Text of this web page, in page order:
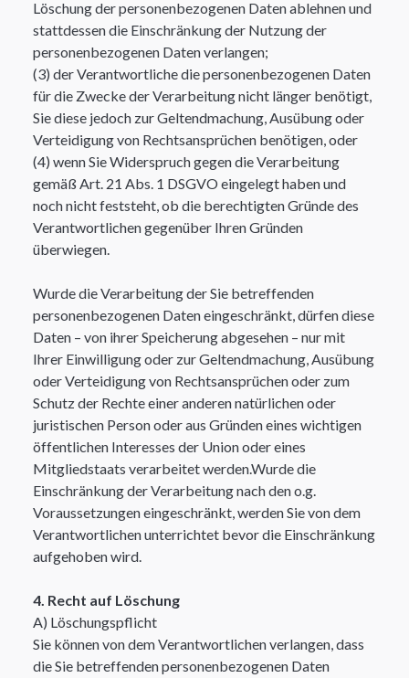
Löschung der personenbezogenen Daten ablehnen und
stattdessen die Einschränkung der Nutzung der
personenbezogenen Daten verlangen;
(3) der Verantwortliche die personenbezogenen Daten
für die Zwecke der Verarbeitung nicht länger benötigt,
Sie diese jedoch zur Geltendmachung, Ausübung oder
Verteidigung von Rechtsansprüchen benötigen, oder
(4) wenn Sie Widerspruch gegen die Verarbeitung
gemäß Art. 21 Abs. 1 DSGVO eingelegt haben und
noch nicht feststeht, ob die berechtigten Gründe des
Verantwortlichen gegenüber Ihren Gründen
überwiegen.
Wurde die Verarbeitung der Sie betreffenden
personenbezogenen Daten eingeschränkt, dürfen diese
Daten – von ihrer Speicherung abgesehen – nur mit
Ihrer Einwilligung oder zur Geltendmachung, Ausübung
oder Verteidigung von Rechtsansprüchen oder zum
Schutz der Rechte einer anderen natürlichen oder
juristischen Person oder aus Gründen eines wichtigen
öffentlichen Interesses der Union oder eines
Mitgliedstaats verarbeitet werden.Wurde die
Einschränkung der Verarbeitung nach den o.g.
Voraussetzungen eingeschränkt, werden Sie von dem
Verantwortlichen unterrichtet bevor die Einschränkung
aufgehoben wird.​
4. Recht auf Löschung
A) Löschungspflicht
Sie können von dem Verantwortlichen verlangen, dass
die Sie betreffenden personenbezogenen Daten